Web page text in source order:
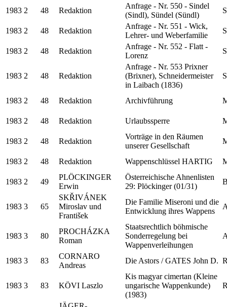
1983 2 48 Redaktion
Anfrage - Nr. 550 - Sindel
(Sindl), Sündel (Sündl)
1983 2 48 Redaktion
Anfrage - Nr. 551 - Wick,
Lehrer- und Weberfamilie
1983 2 48 Redaktion
Anfrage - Nr. 552 - Flatt -
Lorenz
1983 2 48 Redaktion
Anfrage - Nr. 553 Prixner
(Brixner), Schneidermeister
in Laibach (1836)
1983 2 48 Redaktion Archivführung
1983 2 48 Redaktion Urlaubssperre
1983 2 48 Redaktion
Vorträge in den Räumen
unserer Gesellschaft
1983 2 48 Redaktion Wappenschlüssel HARTIG
1983 2 49
PLÖCKINGER
Erwin
Österreichische Ahnenlisten
29: Plöckinger (01/31)
1983 3 65
SKŘIVÁNEK
Miroslav und
František
Die Familie Miseroni und die
Entwicklung ihres Wappens
1983 3 80
PROCHÁZKA
Roman
Staatsrechtlich böhmische
Sonderregelung bei
Wappenverleihungen
1983 3 83
CORNARO
Andreas
Die Astors / GATES John D.
1983 3 83 KÖVI Laszlo
Kis magyar cimertan (Kleine
ungarische Wappenkunde)
(1983)